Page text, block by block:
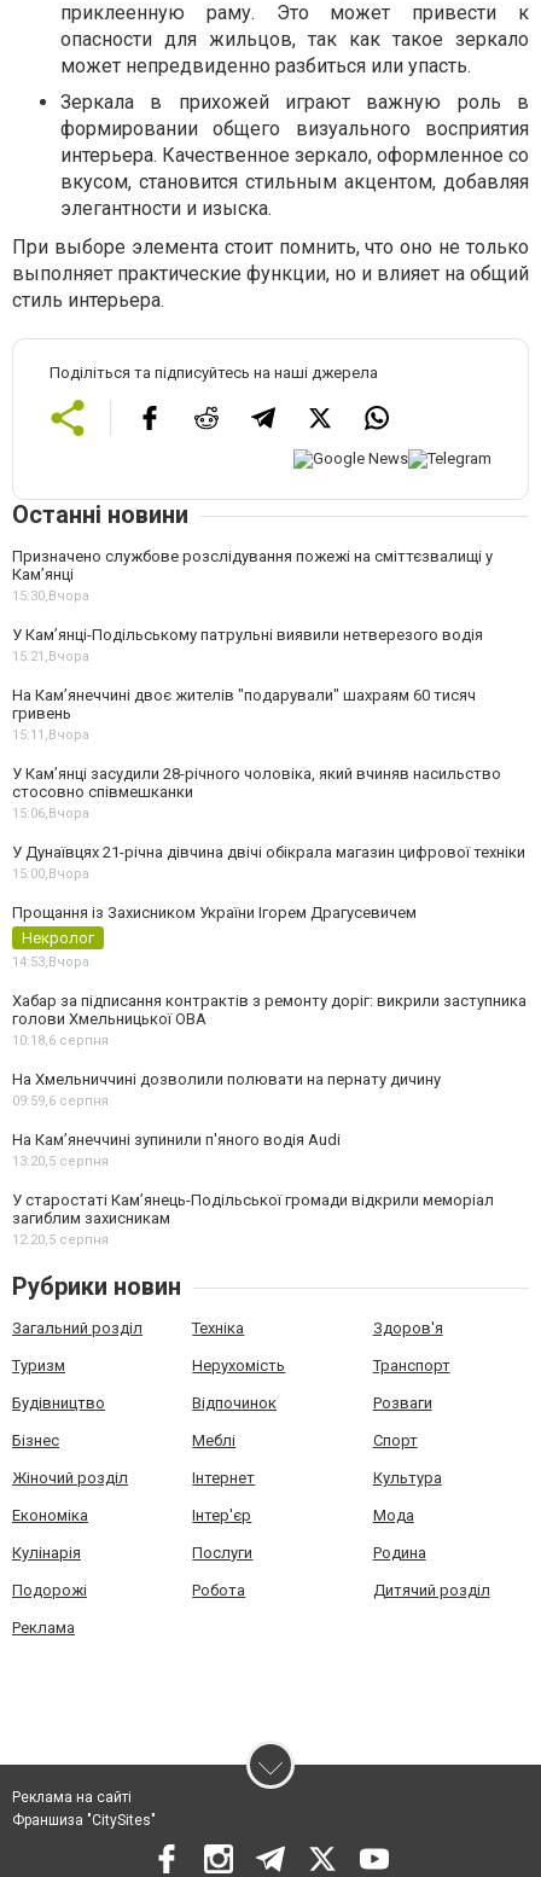
приклеенную раму. Это может привести к
опасности для жильцов, так как такое зеркало
может непредвиденно разбиться или упасть.
Зеркала в прихожей играют важную роль в
формировании общего визуального восприятия
интерьера. Качественное зеркало, оформленное со
вкусом, становится стильным акцентом, добавляя
элегантности и изыска.
При выборе элемента стоит помнить, что оно не только
выполняет практические функции, но и влияет на общий
стиль интерьера.
Поділіться та підписуйтесь на наші джерела
Останні новини
Призначено службове розслідування пожежі на сміттєзвалищі у
Кам’янці
15:30, Вчора
У Кам’янці-Подільському патрульні виявили нетверезого водія
15:21, Вчора
На Камʼянеччині двоє жителів "подарували" шахраям 60 тисяч
гривень
15:11, Вчора
У Камʼянці засудили 28-річного чоловіка, який вчиняв насильство
стосовно співмешканки
15:06, Вчора
У Дунаївцях 21-річна дівчина двічі обікрала магазин цифрової техніки
15:00, Вчора
Прощання із Захисником України Ігорем Драгусевичем
Некролог
14:53, Вчора
Хабар за підписання контрактів з ремонту доріг: викрили заступника
голови Хмельницької ОВА
10:18, 6 серпня
На Хмельниччині дозволили полювати на пернату дичину
09:59, 6 серпня
На Камʼянеччині зупинили п'яного водія Audi
13:20, 5 серпня
У старостаті Кам’янець-Подільської громади відкрили меморіал
загиблим захисникам
12:20, 5 серпня
Рубрики новин
Загальний розділ Техніка Здоров'я
Туризм Нерухомість Транспорт
Будівництво Відпочинок Розваги
Бізнес Меблі Спорт
Жіночий розділ Інтернет Культура
Економіка Інтер'єр Мода
Кулінарія Послуги Родина
Подорожі Робота Дитячий розділ
Реклама
Реклама на сайті
Франшиза "CitySites"